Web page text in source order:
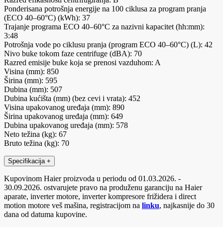
Ponderisana potrošnja energije na 100 ciklusa za program pranja
(ECO 40–60°C) (kWh): 37
Trajanje programa ECO 40–60°C za nazivni kapacitet (hh:mm):
3:48
Potrošnja vode po ciklusu pranja (program ECO 40–60°C) (L): 42
Nivo buke tokom faze centrifuge (dBA): 70
Razred emisije buke koja se prenosi vazduhom: A
Visina (mm): 850
Širina (mm): 595
Dubina (mm): 507
Dubina kućišta (mm) (bez cevi i vrata): 452
Visina upakovanog uređaja (mm): 890
Širina upakovanog uređaja (mm): 649
Dubina upakovanog uređaja (mm): 578
Neto težina (kg): 67
Bruto težina (kg): 70
Specifikacija +
Kupovinom Haier proizvoda u periodu od 01.03.2026. -
30.09.2026. ostvarujete pravo na produženu garanciju na Haier
aparate, inverter motore, inverter kompresore frižidera i direct
motion motore veš mašina, registracijom na linku, najkasnije do 30
dana od datuma kupovine.